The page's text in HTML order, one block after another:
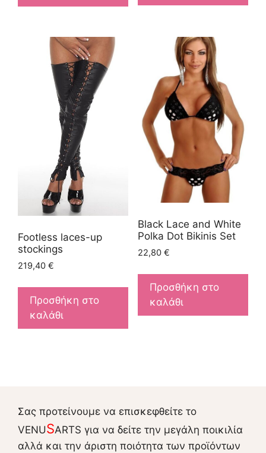
Footless laces-up
stockings
219,40 €
Προσθήκη στο
καλάθι
Black Lace and White
Polka Dot Bikinis Set
22,80 €
Προσθήκη στο
καλάθι
Σας προτείνουμε να επισκεφθείτε το
VENUSARTS για να δείτε την μεγάλη ποικιλία
αλλά και την άριστη ποιότητα των προϊόντων